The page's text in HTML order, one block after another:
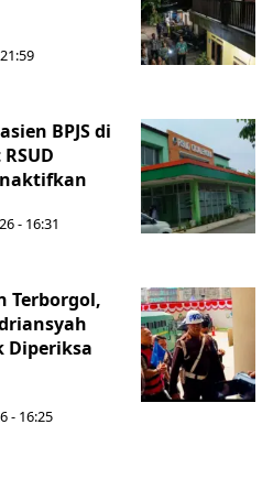
BPJS di
- 16:31
Terborgol,
Diperiksa
- 16:25